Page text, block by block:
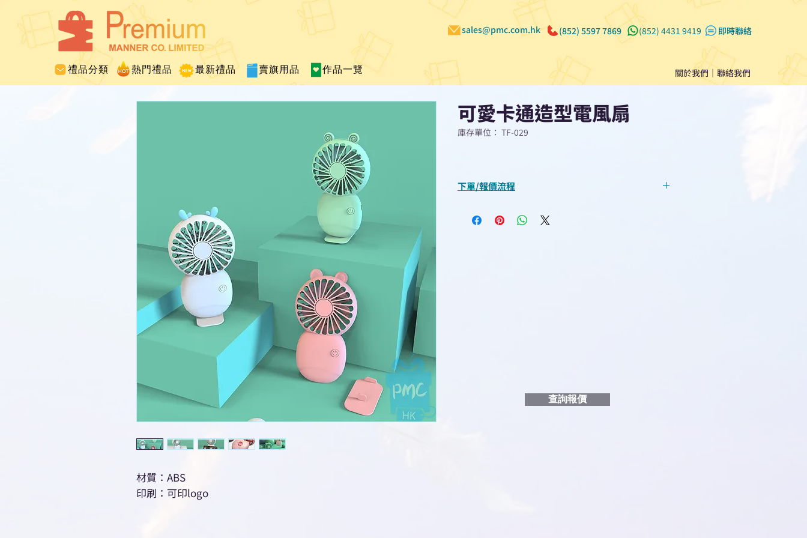
禮品分類 熱門禮品 最新禮品 賣旗用品 作品一覽
sales@pmc.com.hk (852) 5597 7869 (852) 4431 9419 ​即時聯絡
關於我們 ｜聯絡我們
材質：ABS
印刷：可印logo
可愛卡通造型電風扇
庫存單位： TF-029
下單/報價流程
查詢或報價”
查詢報價